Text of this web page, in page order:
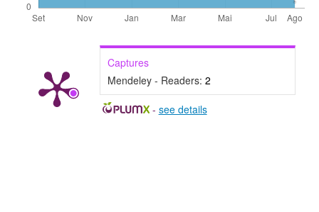
Captures
Mendeley - Readers: 2
- see details